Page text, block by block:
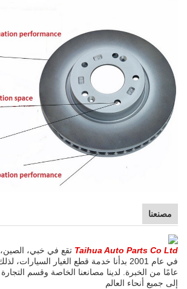
مصنعنا
Taihua Auto Parts Co Ltd تقع في خبي،
عامًا من الخبرة. لدينا مصانعنا الخاصة وقسم التجارة
إلى جميع أنحاء العالم